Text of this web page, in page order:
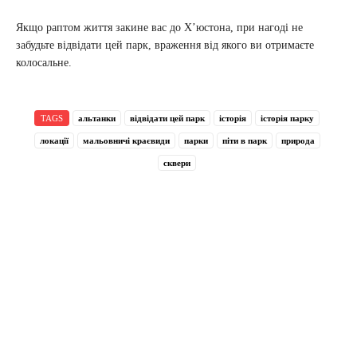
Якщо раптом життя закине вас до Х’юстона, при нагоді не
забудьте відвідати цей парк, враження від якого ви отримаєте
колосальне.
TAGS альтанки відвідати цей парк історія історія парку
локації мальовничі краєвиди парки піти в парк природа
сквери